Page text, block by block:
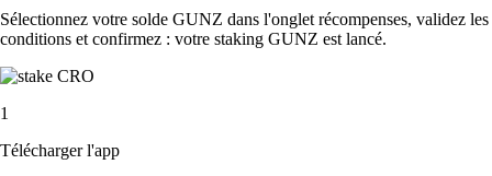
Sélectionnez votre solde GUNZ dans l'onglet récompenses, validez les
conditions et confirmez : votre staking GUNZ est lancé.
1
Télécharger l'app